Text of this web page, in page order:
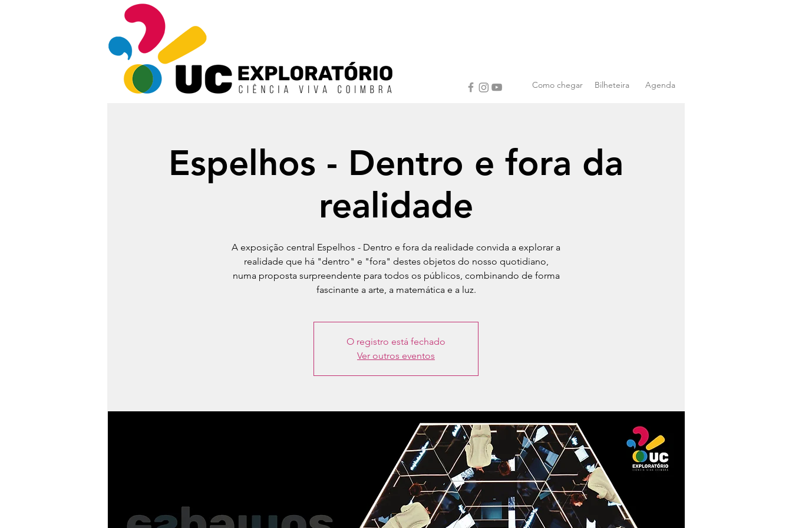
Como chegar Bilheteira Agenda
Espelhos - Dentro e fora da
realidade
A exposição central Espelhos - Dentro e fora da realidade convida a explorar a
realidade que há "dentro" e "fora" destes objetos do nosso quotidiano,
numa proposta surpreendente para todos os públicos, combinando de forma
fascinante a arte, a matemática e a luz.
O registro está fechado
Ver outros eventos